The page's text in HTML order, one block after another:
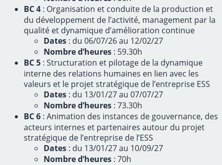
BC 4 : Organisation et conduite de la production et
du développement de l’activité, management par la
qualité et dynamique d’amélioration continue
Dates : du 06/07/26 au 12/02/27
Nombre d’heures : 59.30h
BC 5 : Structuration et pilotage de la dynamique
interne des relations humaines en lien avec les
valeurs et le projet stratégique de l’entreprise ESS
Dates : du 13/01/27 au 07/07/27
Nombre d’heures : 73.30h
BC 6 : Animation des instances de gouvernance, des
acteurs internes et partenaires autour du projet
stratégique de l’entreprise de l’ESS
Dates : du 13/01/27 au 10/09/27
Nombre d’heures : 70h